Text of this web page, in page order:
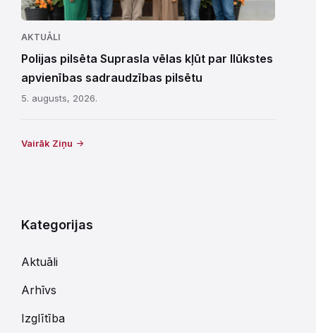
AKTUĀLI
Polijas pilsēta Suprasla vēlas kļūt par Ilūkstes
apvienības sadraudzības pilsētu
5. augusts, 2026.
Vairāk Ziņu
Kategorijas
Aktuāli
Arhīvs
Izglītība